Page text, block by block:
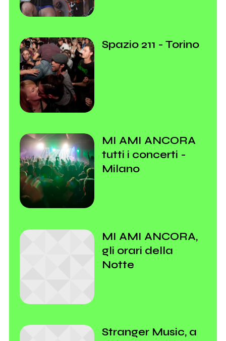
Spazio 211 - Torino
MI AMI ANCORA
tutti i concerti -
Milano
MI AMI ANCORA,
gli orari della
Notte
Stranger Music, a